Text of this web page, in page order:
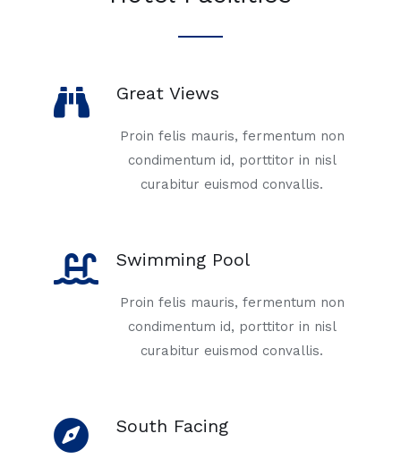
Great Views
Proin felis mauris, fermentum non
condimentum id, porttitor in nisl
curabitur euismod convallis.
Swimming Pool
Proin felis mauris, fermentum non
condimentum id, porttitor in nisl
curabitur euismod convallis.
South Facing